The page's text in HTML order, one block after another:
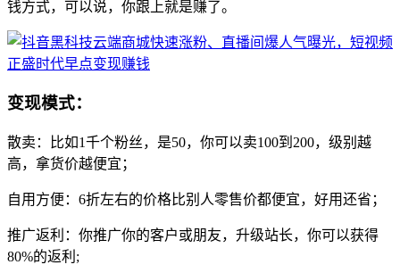
钱方式，可以说，你跟上就是赚了。
变现模式：
散卖：比如1千个粉丝，是50，你可以卖100到200，级别越
高，拿货价越便宜；
自用方便：6折左右的价格比别人零售价都便宜，好用还省；
推广返利：你推广你的客户或朋友，升级站长，你可以获得
80%的返利;